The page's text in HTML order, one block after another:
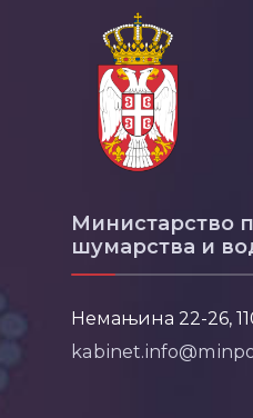
Министарство
шумарства и
Немањина 22-26,